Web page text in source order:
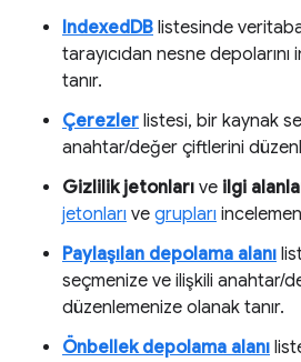
IndexedDB listesinde
tarayıcıdan nesne
tanır.
Çerezler listesi, bir kaynak
anahtar/değer çiftlerini
Gizlilik jetonları ve ilgi
jetonları ve grupları
Paylaşılan depolama alanı
seçmenize ve ilişkili anahtar/
düzenlemenize olanak tanır.
Önbellek depolama alanı